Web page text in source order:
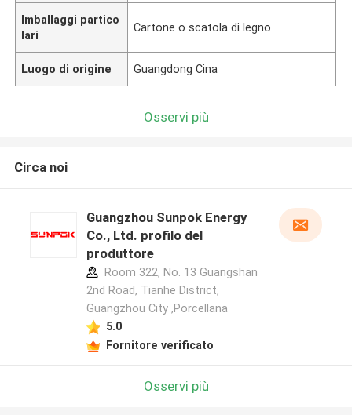
Imballaggi partico
lari
Cartone o scatola di legno
Luogo di origine Guangdong Cina
Osservi più
Circa noi
Guangzhou Sunpok Energy
Co., Ltd. profilo del
produttore
Room 322, No. 13 Guangshan
2nd Road, Tianhe District,
Guangzhou City ,Porcellana
5.0
Fornitore verificato
Osservi più